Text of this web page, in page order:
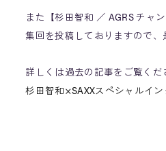
また【杉田智和 ／ AGRS チャ
集回を投稿しておりますので、
詳しくは過去の記事をご覧くだ
杉田智和×SAXXスペシャルイン